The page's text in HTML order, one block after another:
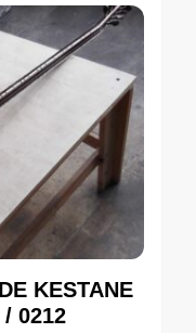
KESTANE
0212